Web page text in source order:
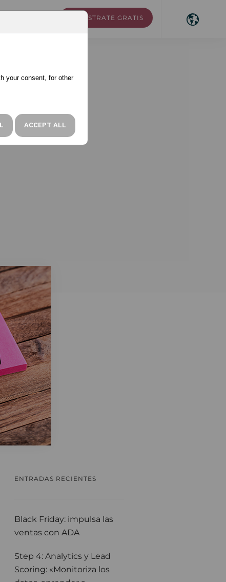
REGÍSTRATE GRATIS
to
ENTRADAS RECIENTES
Black Friday: impulsa las
ventas con ADA
Step 4: Analytics y Lead
Scoring: «Monitoriza los
your consent, for other
ACCEPT ALL